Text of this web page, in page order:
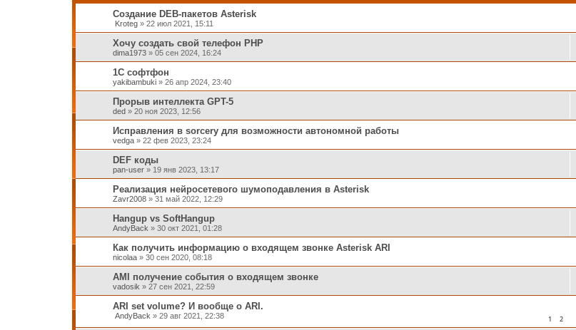
Создание DEB-пакетов Asterisk
Kroteg» 22 июл 2021, 15:11
Хочу создать свой телефон PHP
dima1973» 05 сен 2024, 16:24
1С софтфон
yakibambuki» 26 апр 2024, 23:40
Прорыв интеллекта GPT-5
ded » 20 ноя 2023, 12:56
Исправления в sorcery для возможности автономной работы
vedga» 22 фев 2023, 23:24
DEF коды
pan-user» 19 янв 2023, 13:17
Реализация нейросетевого шумоподавления в Asterisk
Zavr2008» 31 май 2022, 12:29
Hangup vs SoftHangup
AndyBack» 30 окт 2021, 01:28
Как получить информацию о входящем звонке Asterisk ARI
nicolaa» 30 сен 2020, 08:18
AMI получение события о входящем звонке
vadosik» 27 сен 2021, 22:59
ARI set volume? И вообще о ARI.
AndyBack» 29 авг 2021, 22:38 1 2